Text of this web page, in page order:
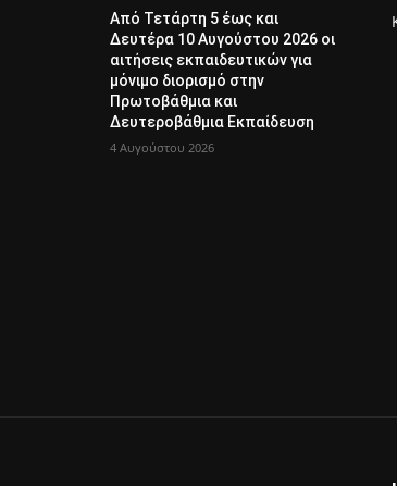
Από Τετάρτη 5 έως και
Δευτέρα 10 Αυγούστου 2026 οι
αιτήσεις εκπαιδευτικών για
μόνιμο διορισμό στην
Πρωτοβάθμια και
Δευτεροβάθμια Εκπαίδευση
4 Αυγούστου 2026